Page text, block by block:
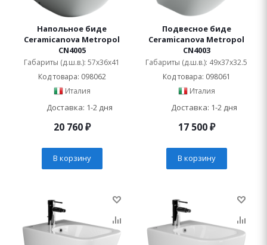
Напольное биде
Ceramicanova Metropol
CN4005
Габариты (д.ш.в.): 57x36x41
Код товара: 098062
Италия
Доставка: 1-2 дня
20 760₽
В корзину
Подвесное биде
Ceramicanova Metropol
CN4003
Габариты (д.ш.в.): 49x37x32.5
Код товара: 098061
Италия
Доставка: 1-2 дня
17 500₽
В корзину